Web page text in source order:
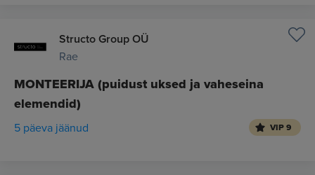
Structo Group OÜ
Rae
MONTEERIJA (puidust uksed ja vaheseina
elemendid)
5 päeva jäänud VIP 9